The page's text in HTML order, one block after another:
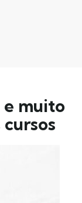
muito
cursos